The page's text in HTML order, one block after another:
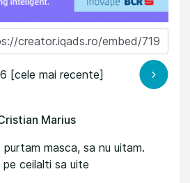
[cele mai recente]
Marius
masca, sa nu uitam.
pe ceilalti sa uite